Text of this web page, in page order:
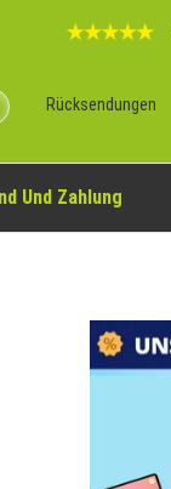
Rücksendungen
Und Zahlung